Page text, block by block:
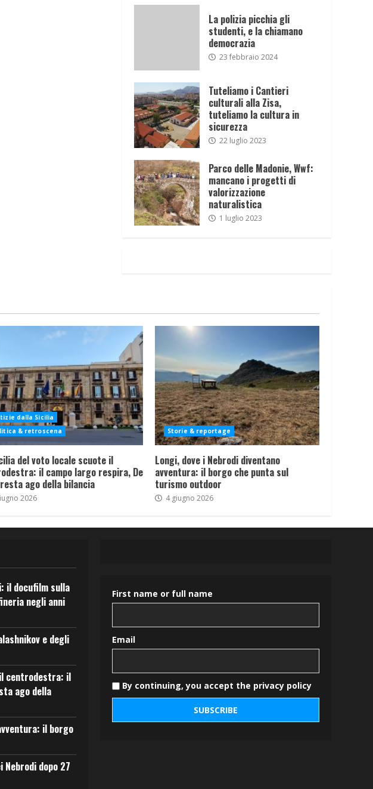
La polizia picchia gli
studenti, e la chiamano
democrazia
23 febbraio 2024
Tuteliamo i Cantieri
culturali alla Zisa,
tuteliamo la cultura in
sicurezza
22 luglio 2023
Parco delle Madonie, Wwf:
mancano i progetti di
valorizzazione
naturalistica
1 luglio 2023
dalla Sicilia
& retroscena
del voto locale scuote il
il campo largo respira, De
ago della bilancia
2026
Storie & reportage
Longi, dove i Nebrodi diventano
avventura: il borgo che punta sul
turismo outdoor
4 giugno 2026
il docufilm sulla
negli anni
e degli
centrodestra: il
ago della
il borgo
Nebrodi dopo 27
First name or full name
Email
By continuing, you accept the privacy policy